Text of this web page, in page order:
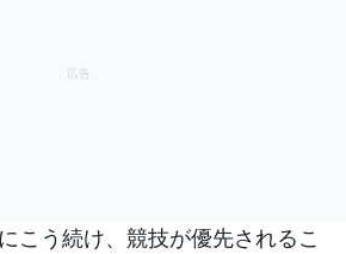
こう続け、競技が優先されるこ